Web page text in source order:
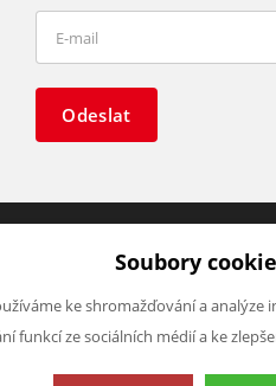
Odeslat
Soubory
ke shromažďování a analýze
funkcí ze sociálních médií a ke